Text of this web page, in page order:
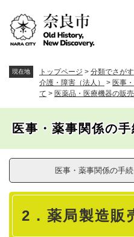
。
現在地 トップページ > 分類でさがす
介護・障害（法人）
> 医事
て > 医薬品・医療機器の販売
医事・薬事関係の
医事・薬事関係の手
本
2．薬局製造販